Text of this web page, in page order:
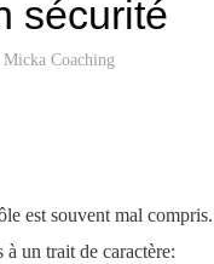
sécurité
Micka Coaching
est souvent mal compris.
un trait de caractère: